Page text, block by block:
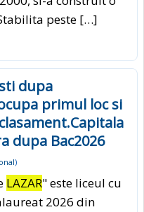
peste […]
dupa
primul loc si
dupa Bac2026
)
LAZAR" este liceul cu
2026 din